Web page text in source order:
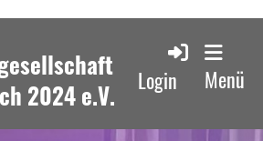
2024 e.V.
Login Menü